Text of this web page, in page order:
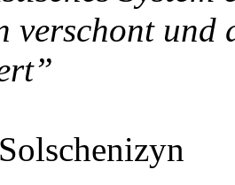
verschont und